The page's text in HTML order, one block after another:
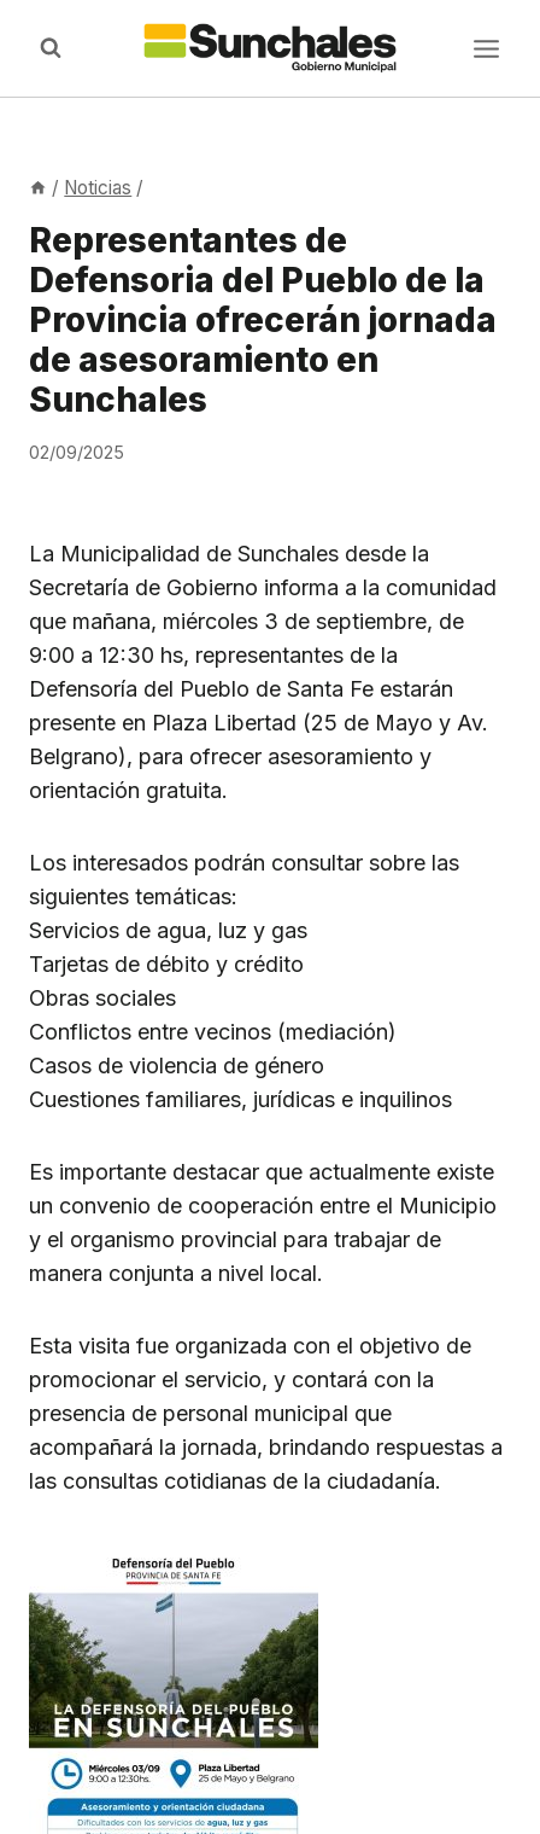
/ Noticias /
Representantes de
Defensoria del Pueblo de la
Provincia ofrecerán jornada
de asesoramiento en
Sunchales
02/09/2025
La Municipalidad de Sunchales desde la
Secretaría de Gobierno informa a la comunidad
que mañana, miércoles 3 de septiembre, de
9:00 a 12:30 hs, representantes de la
Defensoría del Pueblo de Santa Fe estarán
presente en Plaza Libertad (25 de Mayo y Av.
Belgrano), para ofrecer asesoramiento y
orientación gratuita.
Los interesados podrán consultar sobre las
siguientes temáticas:
Servicios de agua, luz y gas
Tarjetas de débito y crédito
Obras sociales
Conflictos entre vecinos (mediación)
Casos de violencia de género
Cuestiones familiares, jurídicas e inquilinos
Es importante destacar que actualmente existe
un convenio de cooperación entre el Municipio
y el organismo provincial para trabajar de
manera conjunta a nivel local.
Esta visita fue organizada con el objetivo de
promocionar el servicio, y contará con la
presencia de personal municipal que
acompañará la jornada, brindando respuestas a
las consultas cotidianas de la ciudadanía.